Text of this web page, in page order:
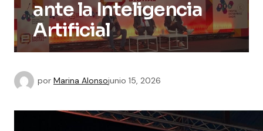
ante la Inteligencia
Artificial
por Marina Alonsojunio 15, 2026